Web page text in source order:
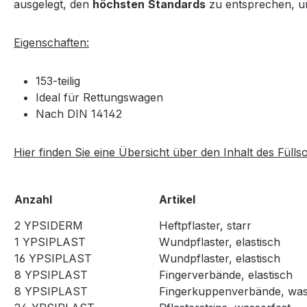
ausgelegt, den höchsten Standards zu entsprechen,
Eigenschaften:
153-teilig
Ideal für Rettungswagen
Nach DIN 14142
Hier finden Sie eine Übersicht über den Inhalt des
Anzahl
Artikel
2 YPSIDERM
1 YPSIPLAST
16 YPSIPLAST
8 YPSIPLAST
8 YPSIPLAST
Heftpflaster, starr
Wundpflaster, elastisch
Wundpflaster, elastisch
Fingerverbände, elastisch
Fingerkuppenverbände,